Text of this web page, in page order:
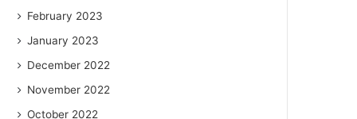
February 2023
January 2023
December 2022
November 2022
October 2022